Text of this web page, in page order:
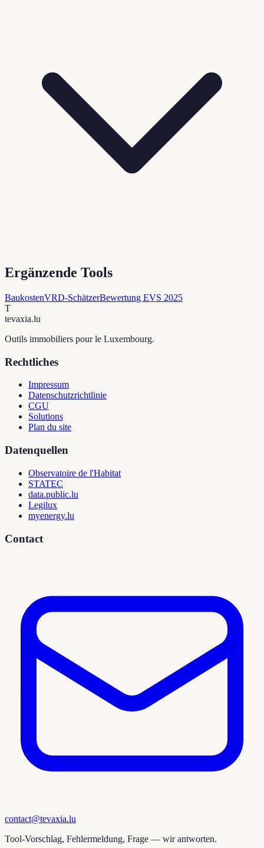
Ergänzende Tools
BaukostenVRD-SchätzerBewertung EVS 2025
T
tevaxia.lu
Outils immobiliers pour le Luxembourg.
Rechtliches
Impressum
Datenschutzrichtlinie
CGU
Solutions
Plan du site
Datenquellen
Observatoire de l'Habitat
STATEC
data.public.lu
Legilux
myenergy.lu
Contact
contact@tevaxia.lu
Tool-Vorschlag, Fehlermeldung, Frage — wir antworten.